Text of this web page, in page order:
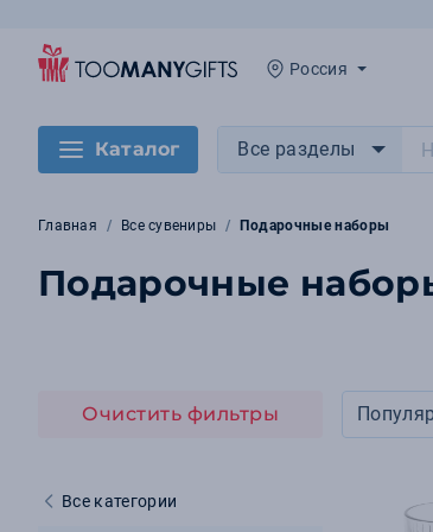
Россия
Каталог Все разделы
Главная Все сувениры Подарочные наборы
Подарочные
Очистить фильтры
Все категории